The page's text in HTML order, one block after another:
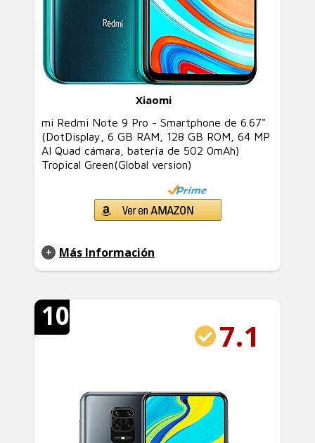
Xiaomi
mi Redmi Note 9 Pro - Smartphone de 6.67"
(DotDisplay, 6 GB RAM, 128 GB ROM, 64 MP
AI Quad cámara, batería de 502 0mAh)
Tropical Green(Global version)
Más Información
10
7.1